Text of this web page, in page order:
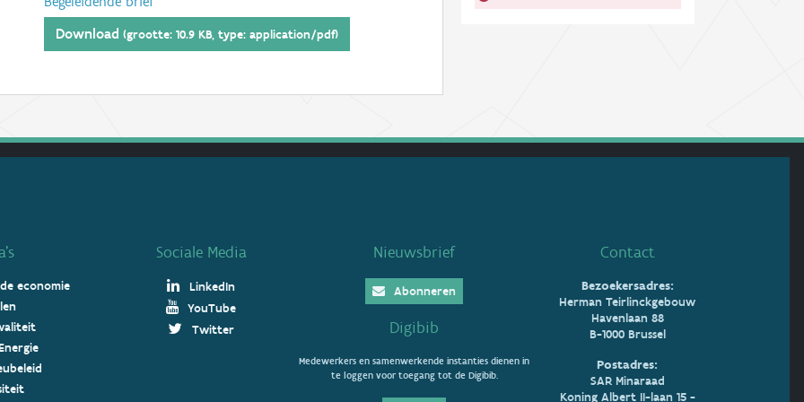
Download(grootte: 10.9 KB, type: application/pdf)
economie
Sociale Media
LinkedIn
YouTube
Twitter
Nieuwsbrief
Abonneren
Digibib
Medewerkers en samenwerkende instanties dienen in
te loggen voor toegang tot de Digibib.
Contact
Bezoekersadres:
Herman Teirlinckgebouw
Havenlaan 88
B-1000 Brussel
Postadres:
SAR Minaraad
Koning Albert II-laan 15 -